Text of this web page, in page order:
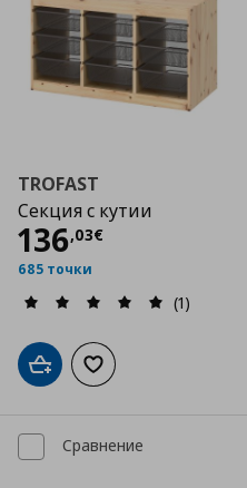
TROFAST
Секция с кутии
136,03€
Цена
685 точки
(1)
Добави в кошницата
Добави към
Сравнение